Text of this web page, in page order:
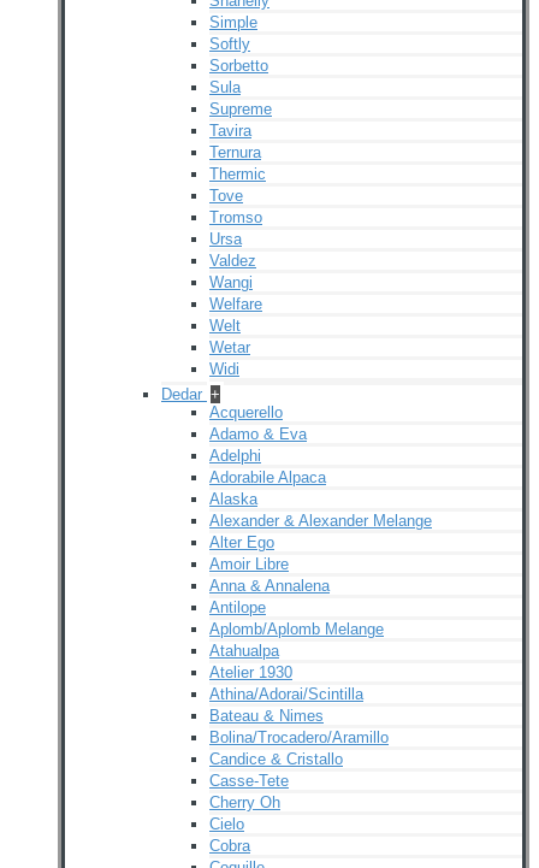
Simple
Softly
Sorbetto
Sula
Supreme
Tavira
Ternura
Thermic
Tove
Tromso
Ursa
Valdez
Wangi
Welfare
Welt
Wetar
Widi
Dedar +
Acquerello
Adamo & Eva
Adelphi
Adorabile Alpaca
Alaska
Alexander & Alexander Melange
Alter Ego
Amoir Libre
Anna & Annalena
Antilope
Aplomb/Aplomb Melange
Atahualpa
Atelier 1930
Athina/Adorai/Scintilla
Bateau & Nimes
Bolina/Trocadero/Aramillo
Candice & Cristallo
Casse-Tete
Cherry Oh
Cielo
Cobra